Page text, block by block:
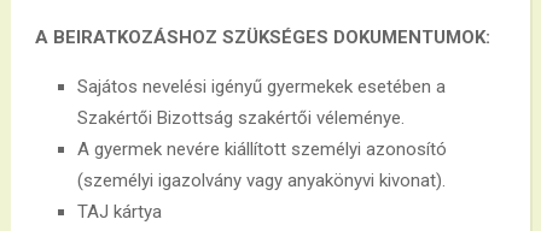
A BEIRATKOZÁSHOZ SZÜKSÉGES DOKUMENTUMOK:
Sajátos nevelési igényű gyermekek esetében a
Szakértői Bizottság szakértői véleménye.
A gyermek nevére kiállított személyi azonosító
(személyi igazolvány vagy anyakönyvi kivonat).
TAJ kártya